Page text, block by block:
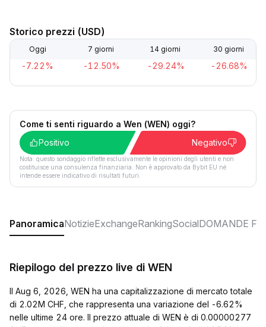
Storico prezzi (USD)
Oggi 7 giorni 14 giorni 30 giorni
-7.22% -12.50% -29.24% -26.68%
Come ti senti riguardo a Wen (WEN) oggi?
Positivo
Negativo
Nota: questo sondaggio riflette esclusivamente le opinioni degli utenti e non
costituisce una consulenza finanziaria. Non è approvato da Bybit EU né
intende essere indicativo di risultati futuri.
PanoramicaNotizieExchangeRankingSocialDOMANDE
Riepilogo del prezzo live di WEN
Il Aug 6, 2026, WEN ha una capitalizzazione di mercato totale
di 2.02M CHF, che rappresenta una variazione del -6.62%
nelle ultime 24 ore. Il prezzo attuale di WEN è di 0.00000277